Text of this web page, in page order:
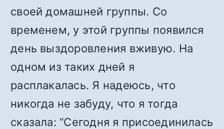
своей домашней группы. Со
временем, у этой группы появился
день выздоровления вживую. На
одном из таких дней я
расплакалась. Я надеюсь, что
никогда не забуду, что я тогда
сказала: “Сегодня я присоединилась